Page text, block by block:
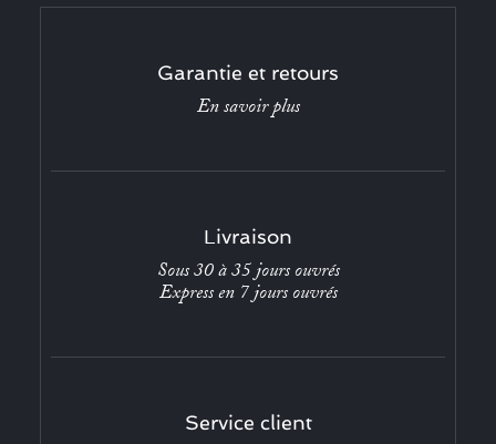
Garantie et retours
En savoir plus
Livraison
Sous 30 à 35 jours ouvrés
Express en 7 jours ouvrés
Service client